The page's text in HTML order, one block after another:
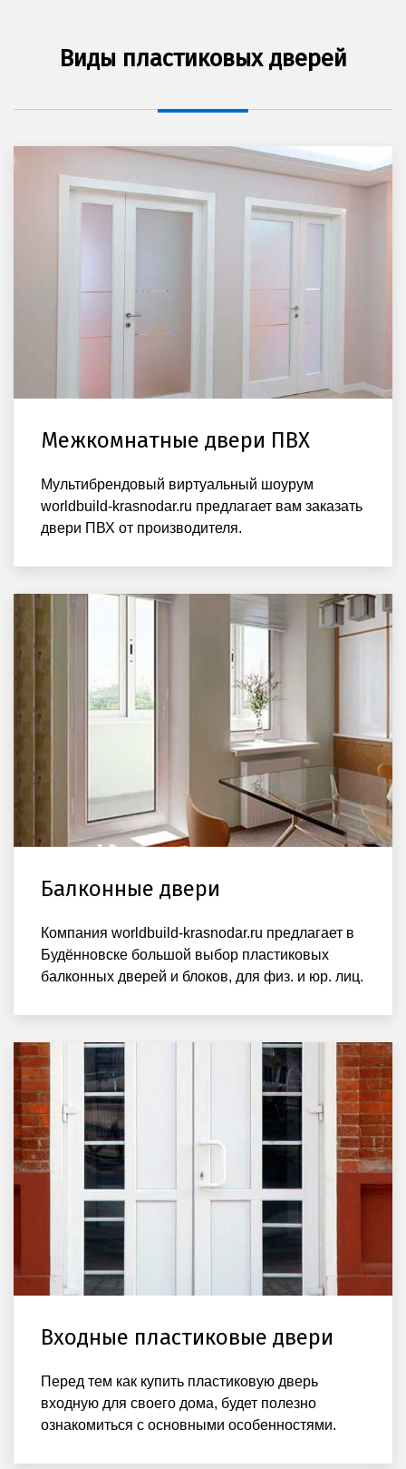
Виды пластиковых дверей
Межкомнатные двери ПВХ
Мультибрендовый виртуальный шоурум
worldbuild-krasnodar.ru предлагает вам заказать
двери ПВХ от производителя.
Балконные двери
Компания worldbuild-krasnodar.ru предлагает в
Будённовске большой выбор пластиковых
балконных дверей и блоков, для физ. и юр. лиц.
Входные пластиковые двери
Перед тем как купить пластиковую дверь
входную для своего дома, будет полезно
ознакомиться с основными особенностями.